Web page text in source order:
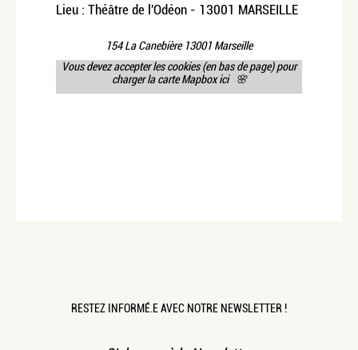
Lieu : Théâtre de l'Odéon - 13001 MARSEILLE
154 La Canebière 13001 Marseille
Vous devez accepter les cookies (en bas de page) pour
charger la carte Mapbox ici 🌸
RESTEZ INFORMÉ.E AVEC NOTRE NEWSLETTER !